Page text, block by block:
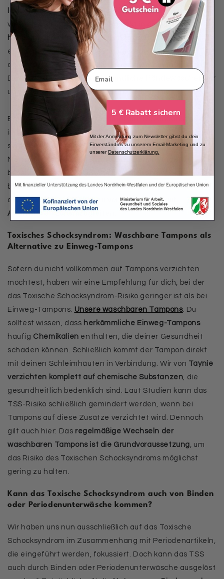
länger als vier bis sechs Stundenin deinem Körper
verweilen. Je länger du das Produkt in dir hast,desto
höher ist auch das Risiko
, einen toxischen Schock zu
erleiden. Zusätzlich solltest du gerade bei Produkten, die
du einführst, bestimmte Hygienemaßnahmen treffen.
Dazu gehört vor allem das gründliche
Händewaschenvor
und nach dem Einführen des Produktes.
Bei Personen, die bereits einmal am TSS erkrankt sind,
ist jedoch besondere Vorsicht geboten. Die Chancen
sind bei der weiteren Nutzung von
Menstruationsprodukten, die eingeführt werden,
besonders hoch, erneut einen toxischen Schock zu
bekommen. Diesen Personen wird daher empfohlen, auf
diese Produkte gänzlich zu verzichten und auf
Alternativen
zurückzugreifen.
Toxisches Schocksyndrom: Waschbare Tampons als
Alternative zu Einweg-Tampons
Sofern du nicht vollkommen auf Tampons verzichten
möchtest, haben wir eine Empfehlung für dich, bei der
das Toxische Schocksyndrom-Risiko geringer ist als bei
Einweg-Tampons: Unsere waschbaren Tampons. Du
solltest wissen, dass herkömmliche Einweg-Tampons
häufig Chemikalien enthalten, die deiner Gesundheit
schaden können. Schließlich kommt der Tampon direkt
mit deinen Schleimhäuten in Verbindung. Wir von Taynie
verzichten komplett auf chemische Substanzen, die
gesundheitlich bedenklich sind. Laut Studien kann das
TSS-Risiko schließlich gemindert werden, wenn bei
Tampons auf diese Zusätze verzichtet wird. Dennoch
gilt auch hier: Das regelmäßige Wechseln der
waschbaren Tampons ist die Grundvoraussetzung, um
das Risiko des Toxischen Schocksyndroms möglichst
gering zu halten.
Kann das Toxische Schocksyndrom auch von Binden
oder Periodenunterwäsche kommen?
Wir haben uns nun ausschließlich auf das Toxische
Schocksyndrom im Zusammenhang mit Periodenartikeln,
die eingeführt werden, fokussiert. Doch kann das TSS
auch durch Binden oder Periodenunterwäsche ausgelöst
Email
5 € Rabatt sichern
Mit der Anmeldung zum Newsletter gibst du dein
Einverständnis zu unserem Email-Marketing und zu
unsererDatenschutzerklärung